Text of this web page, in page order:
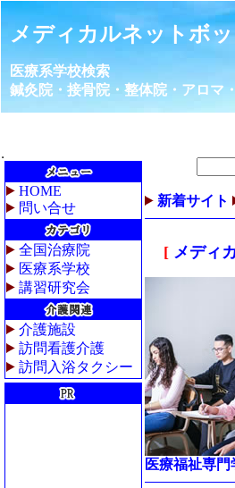
メディカルネットボ
医療系学校検索
鍼灸院・接骨院・整体院・アロマ
HOME
問い合せ
全国治療院
医療系学校
講習研究会
介護施設
訪問看護介護
訪問入浴タクシー
新着サイト
[ メディ
医療福祉専